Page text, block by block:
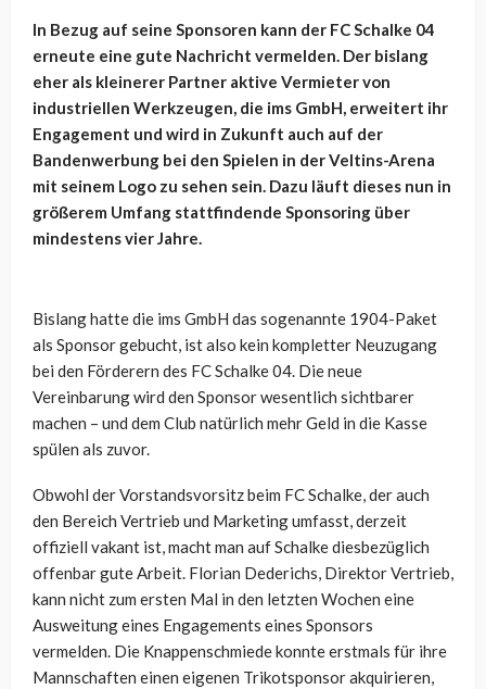
In Bezug auf seine Sponsoren kann der FC Schalke 04
erneute eine gute Nachricht vermelden. Der bislang
eher als kleinerer Partner aktive Vermieter von
industriellen Werkzeugen, die ims GmbH, erweitert ihr
Engagement und wird in Zukunft auch auf der
Bandenwerbung bei den Spielen in der Veltins-Arena
mit seinem Logo zu sehen sein. Dazu läuft dieses nun in
größerem Umfang stattfindende Sponsoring über
mindestens vier Jahre.
Bislang hatte die ims GmbH das sogenannte 1904-Paket
als Sponsor gebucht, ist also kein kompletter Neuzugang
bei den Förderern des FC Schalke 04. Die neue
Vereinbarung wird den Sponsor wesentlich sichtbarer
machen – und dem Club natürlich mehr Geld in die Kasse
spülen als zuvor.
Obwohl der Vorstandsvorsitz beim FC Schalke, der auch
den Bereich Vertrieb und Marketing umfasst, derzeit
offiziell vakant ist, macht man auf Schalke diesbezüglich
offenbar gute Arbeit. Florian Dederichs, Direktor Vertrieb,
kann nicht zum ersten Mal in den letzten Wochen eine
Ausweitung eines Engagements eines Sponsors
vermelden. Die Knappenschmiede konnte erstmals für ihre
Mannschaften einen eigenen Trikotsponsor akquirieren,